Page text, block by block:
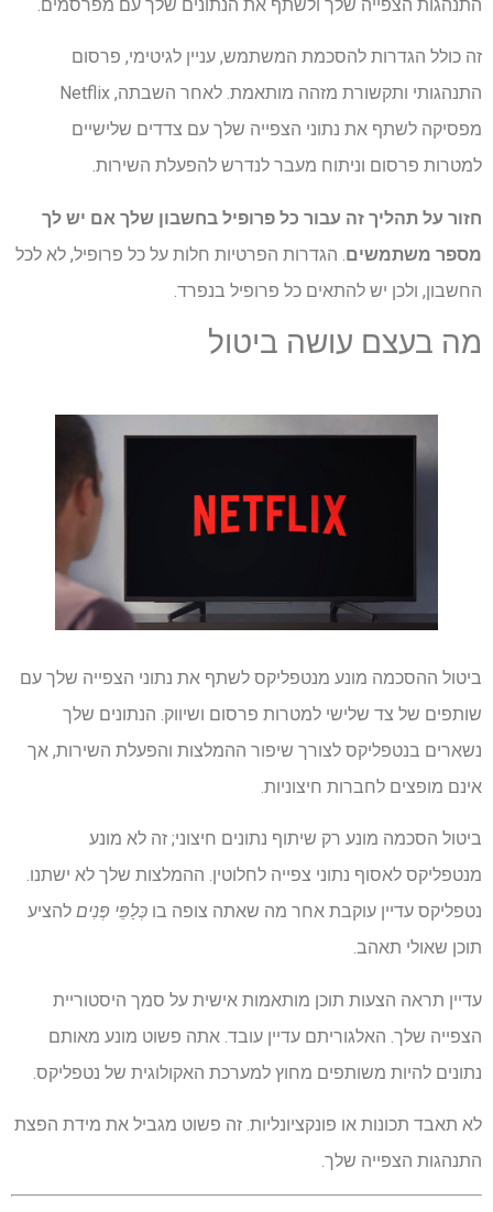
התנהגות הצפייה שלך ולשתף את הנתונים שלך עם מפרסמים.
זה כולל הגדרות להסכמת המשתמש, עניין לגיטימי, פרסום
התנהגותי ותקשורת מזהה מותאמת. לאחר השבתה, Netflix
מפסיקה לשתף את נתוני הצפייה שלך עם צדדים שלישיים
למטרות פרסום וניתוח מעבר לנדרש להפעלת השירות.
חזור על תהליך זה עבור כל פרופיל בחשבון שלך אם יש לך
מספר משתמשים . הגדרות הפרטיות חלות על כל פרופיל, לא לכל
החשבון, ולכן יש להתאים כל פרופיל בנפרד.
מה בעצם עושה ביטול
ביטול ההסכמה מונע מנטפליקס לשתף את נתוני הצפייה שלך עם
שותפים של צד שלישי למטרות פרסום ושיווק. הנתונים שלך
נשארים בנטפליקס לצורך שיפור ההמלצות והפעלת השירות, אך
אינם מופצים לחברות חיצוניות.
ביטול הסכמה מונע רק שיתוף נתונים חיצוני; זה לא מונע
מנטפליקס לאסוף נתוני צפייה לחלוטין. ההמלצות שלך לא ישתנו.
נטפליקס עדיין עוקבת אחר מה שאתה צופה בו כְּלַפֵּי פְּנִים להציע
תוכן שאולי תאהב.
עדיין תראה הצעות תוכן מותאמות אישית על סמך היסטוריית
הצפייה שלך. האלגוריתם עדיין עובד. אתה פשוט מונע מאותם
נתונים להיות משותפים מחוץ למערכת האקולוגית של נטפליקס.
לא תאבד תכונות או פונקציונליות. זה פשוט מגביל את מידת הפצת
התנהגות הצפייה שלך.